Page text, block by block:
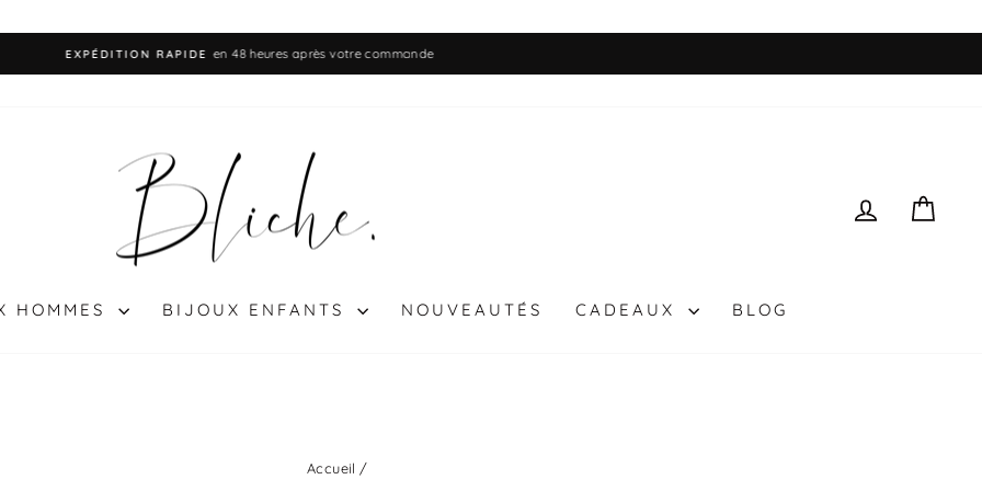
EXPÉDITION RAPIDE en 48 heures après votre commande
SE
HOMMES BIJOUX ENFANTS NOUVEAUTÉS CADEAUX BLOG
Accueil /